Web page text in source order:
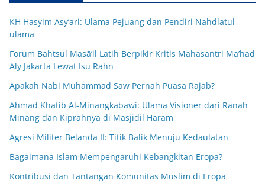
KH Hasyim Asy’ari: Ulama Pejuang dan Pendiri Nahdlatul
ulama
Forum Bahtsul Masā’il Latih Berpikir Kritis Mahasantri Ma’had
Aly Jakarta Lewat Isu Rahn
Apakah Nabi Muhammad Saw Pernah Puasa Rajab?
Ahmad Khatib Al-Minangkabawi: Ulama Visioner dari Ranah
Minang dan Kiprahnya di Masjidil Haram
Agresi Militer Belanda II: Titik Balik Menuju Kedaulatan
Bagaimana Islam Mempengaruhi Kebangkitan Eropa?
Kontribusi dan Tantangan Komunitas Muslim di Eropa